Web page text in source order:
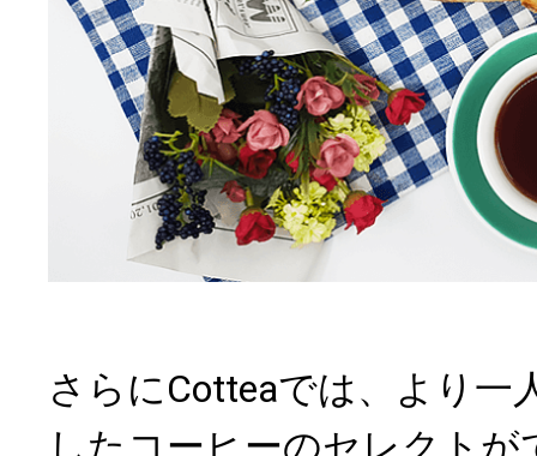
さらにCotteaでは、より一
したコーヒーのセレクト